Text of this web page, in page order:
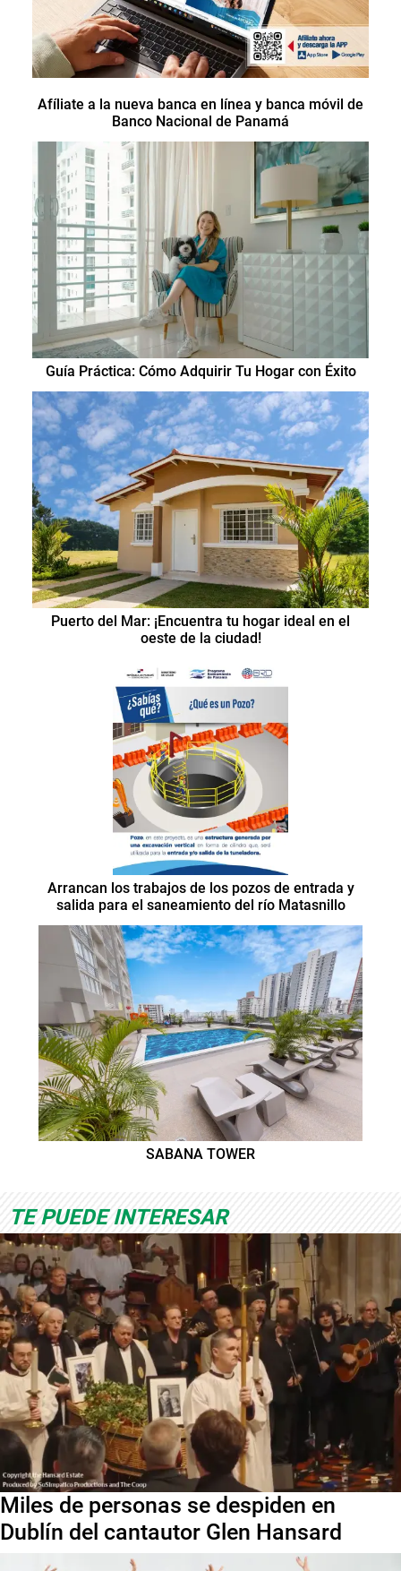
Afíliate a la nueva banca en línea y banca móvil de
Banco Nacional de Panamá
Guía Práctica: Cómo Adquirir Tu Hogar con Éxito
Puerto del Mar: ¡Encuentra tu hogar ideal en el
oeste de la ciudad!
Arrancan los trabajos de los pozos de entrada y
salida para el saneamiento del río Matasnillo
SABANA TOWER
TE PUEDE INTERESAR
Miles de personas se despiden en
Dublín del cantautor Glen Hansard